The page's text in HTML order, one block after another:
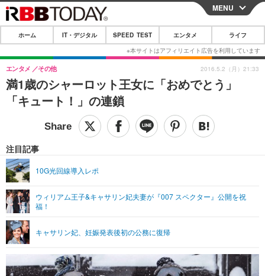
CLOSE
ホーム
IT・デジタル
IT・デジタルTOP スマートフォン
ショッピング その他
SPEED TEST
エンタメTOP 映画・ドラマ
ショッピング
ライフTOP
リリース一覧
プッシュ通知の停止方法
MENU
ホーム IT・デジタル SPEED TEST エンタメ ライフ
満1歳のシャーロット王女に「おめでとう」
「キュート！」の連鎖
エンタメ その他
注目記事
10G光回線導入レポ
ウィリアム王子&キャサリン妃夫妻が『007 スペクター』公開を祝
福！
キャサリン妃、妊娠発表後初の公務に復帰
2016.5.2（月）21:33